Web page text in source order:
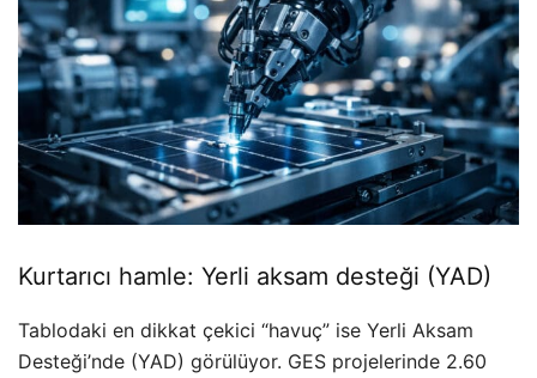
Kurtarıcı hamle: Yerli aksam desteği (YAD)
Tablodaki en dikkat çekici “havuç” ise Yerli Aksam
Desteği’nde (YAD) görülüyor. GES projelerinde 2.60